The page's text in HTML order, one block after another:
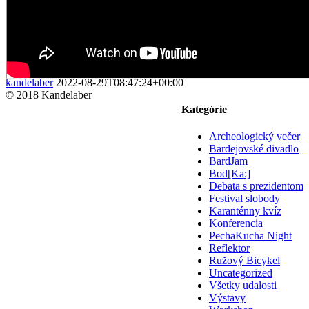
kandelaber 2022-08-29T08:47:24+00:00
Kategórie
Archeologický večer
Bardejovské divadlo
BardJam
Bod[Ka:]
Debata s prezidentom
Festival slobody
Karanténny kvíz
Konferencia
PechaKucha Night
Reflektor
Ružový Bicykel
Uncategorized
Všetky udalosti
Výstavy
© 2018 Kandelaber